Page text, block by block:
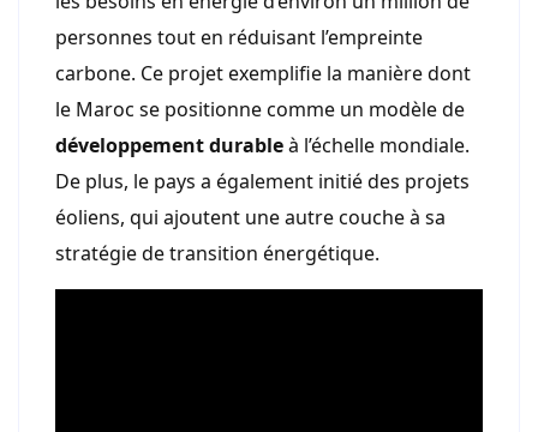
personnes tout en réduisant l’empreinte
carbone. Ce projet exemplifie la manière dont
le Maroc se positionne comme un modèle de
développement durableà l’échelle mondiale.
De plus, le pays a également initié des projets
éoliens, qui ajoutent une autre couche à sa
stratégie de transition énergétique.